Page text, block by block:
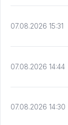
07.08.2026 15:31
07.08.2026 14:44
07.08.2026 14:30